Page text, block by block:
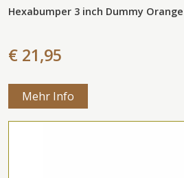
Hexabumper 3 inch Dummy Orange
€ 21,95
Mehr Info